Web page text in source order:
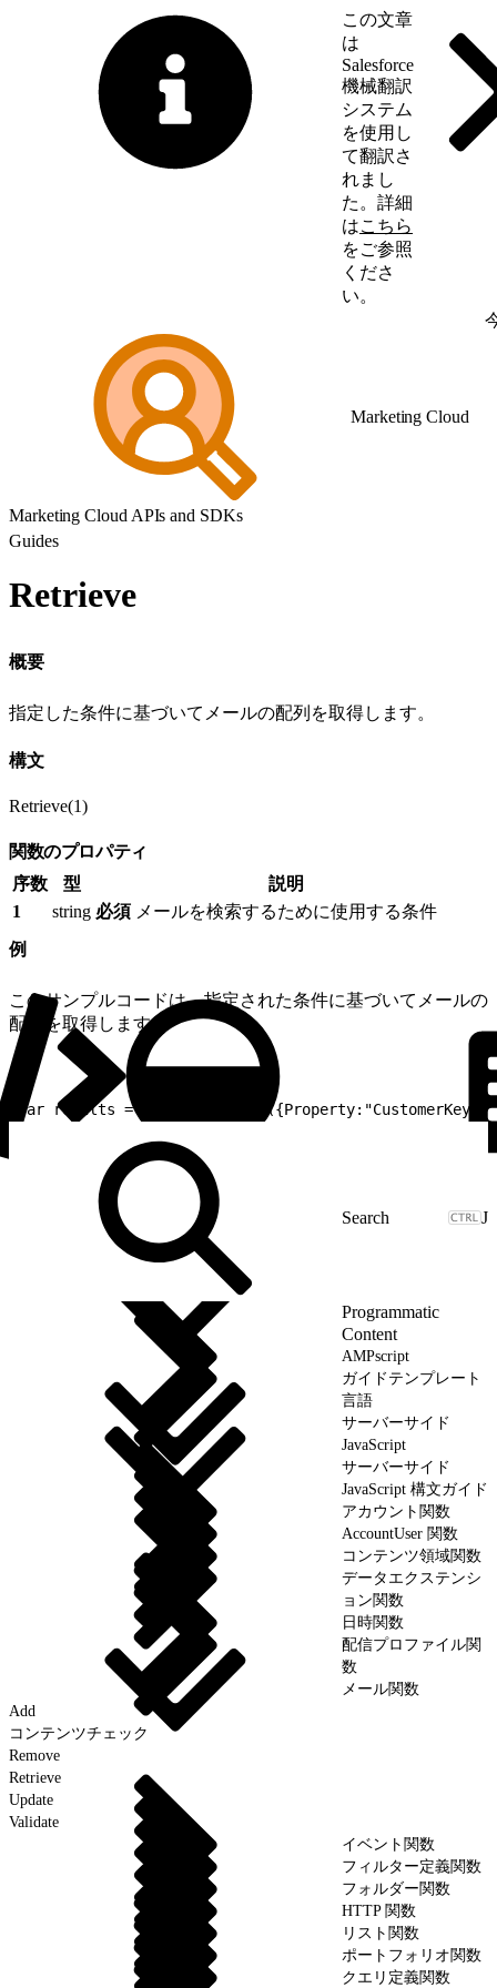
この文章
は
Salesforce
機械翻訳
システム
を使用し
て翻訳さ
れまし
た。詳細
はこちら
をご参照
くださ
い。
Marketing Cloud
Marketing Cloud APIs and SDKs
Guides
Retrieve
概要
指定した条件に基づいてメールの配列を取得します。
構文
Retrieve(1)
関数のプロパティ
序数
型
説明
1
string 必須 メールを検索するために使用する条件
例
このサンプルコードは、指定された条件に基づいてメールの
配列を取得します。
var results =
J
Programmatic
Content
AMPscript
ガイドテンプレート
言語
サーバーサイド
JavaScript
サーバーサイド
JavaScript 構文ガイド
アカウント関数
AccountUser 関数
コンテンツ領域関数
データエクステンシ
ョン関数
日時関数
配信プロファイル関
数
メール関数
Add
コンテンツチェック
Remove
Retrieve
Update
Validate
イベント関数
フィルター定義関数
フォルダー関数
HTTP 関数
リスト関数
ポートフォリオ関数
クエリ定義関数